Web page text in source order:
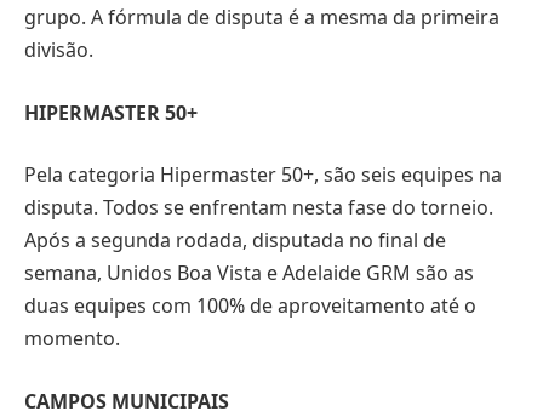
grupo. A fórmula de disputa é a mesma da primeira
divisão.
HIPERMASTER 50+
Pela categoria Hipermaster 50+, são seis equipes na
disputa. Todos se enfrentam nesta fase do torneio.
Após a segunda rodada, disputada no final de
semana, Unidos Boa Vista e Adelaide GRM são as
duas equipes com 100% de aproveitamento até o
momento.
CAMPOS MUNICIPAIS